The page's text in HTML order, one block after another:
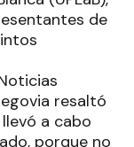
de
resaltó
a cabo
porque no